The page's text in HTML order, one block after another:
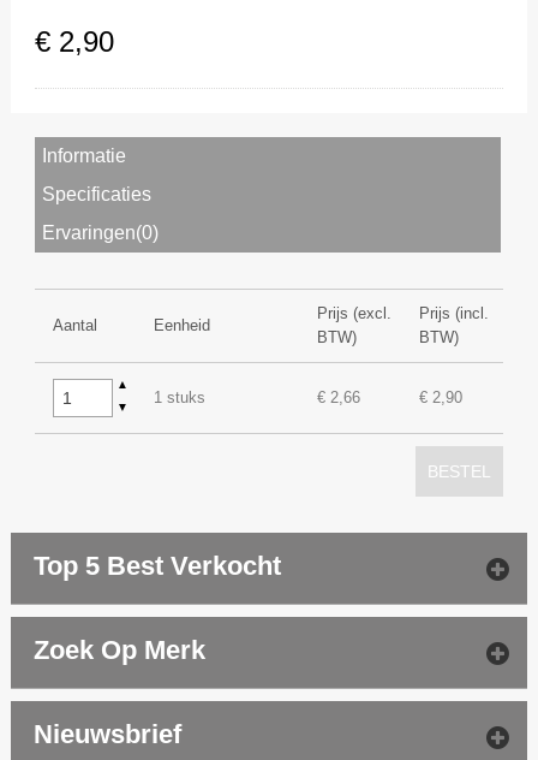
€ 2,90
Informatie
Specificaties
Ervaringen(0)
Aantal Eenheid
Prijs (excl.
BTW)
Prijs (incl.
BTW)
▲
▼
1 stuks € 2,66 € 2,90
BESTEL
Top 5 Best Verkocht
Zoek Op Merk
Nieuwsbrief